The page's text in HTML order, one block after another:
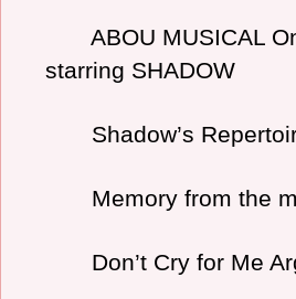
ABOU MUSICAL
starring SHADOW
Shadow’s
Memory from the
Don’t Cry for Me